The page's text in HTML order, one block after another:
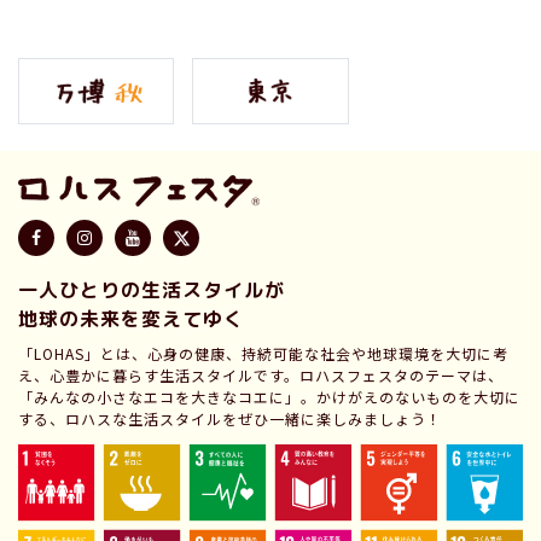
一人ひとりの生活スタイルが
地球の未来を変えてゆく
「LOHAS」とは、心身の健康、持続可能な社会や地球環境を大切に考
え、心豊かに暮らす生活スタイルです。ロハスフェスタのテーマは、
「みんなの小さなエコを大きなコエに」。かけがえのないものを大切に
する、ロハスな生活スタイルをぜひ一緒に楽しみましょう！